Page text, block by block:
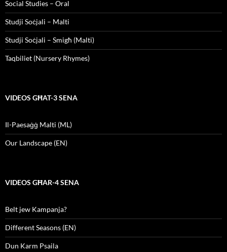
Social Studies – Oral
Studji Soċjali – Malti
Studji Soċjali – Smigħ (Malti)
Taqbiliet (Nursery Rhymes)
VIDEOS GĦAT-3 SENA
Il-Paesaġġ Malti (ML)
Our Landscape (EN)
VIDEOS GĦAR-4 SENA
Belt jew Kampanja?
Different Seasons (EN)
Dun Karm Psaila